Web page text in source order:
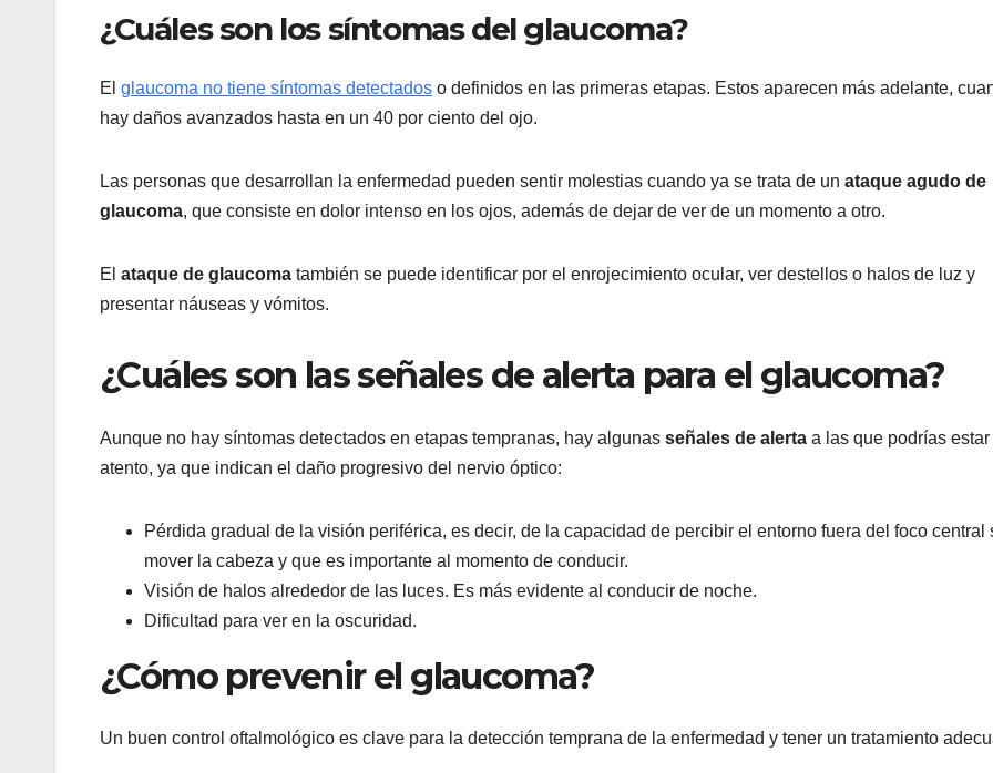
¿Cuáles son los síntomas del glaucoma?
El glaucoma no tiene síntomas detectados o definidos en las primeras etapas. Estos aparecen más adelante,
hay daños avanzados hasta en un 40 por ciento del ojo.
Las personas que desarrollan la enfermedad pueden sentir molestias cuando ya se trata de un ataque agudo de
glaucoma, que consiste en dolor intenso en los ojos, además de dejar de ver de un momento a otro.
El ataque de glaucoma también se puede identificar por el enrojecimiento ocular, ver destellos o halos de luz y
presentar náuseas y vómitos.
¿Cuáles son las señales de alerta para el glaucoma?
Aunque no hay síntomas detectados en etapas tempranas, hay algunas señales de alerta a las que podrías estar
atento, ya que indican el daño progresivo del nervio óptico:
Pérdida gradual de la visión periférica, es decir, de la capacidad de percibir el entorno fuera del foco central
mover la cabeza y que es importante al momento de conducir.
Visión de halos alrededor de las luces. Es más evidente al conducir de noche.
Dificultad para ver en la oscuridad.
¿Cómo prevenir el glaucoma?
Un buen control oftalmológico es clave para la detección temprana de la enfermedad y tener un tratamiento